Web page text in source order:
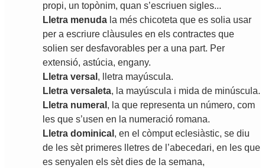
propi, un topònim, quan s’escriuen sigles...
Lletra menuda la més chicoteta que es solia usar
per a escriure clàusules en els contractes que
solien ser desfavorables per a una part. Per
extensió, astúcia, engany.
Lletra versal , lletra mayúscula.
Lletra versaleta, la mayúscula i mida de minúscula.
Lletra numeral , la que representa un número, com
les que s’usen en la numeració romana.
Lletra dominical , en el còmput eclesiàstic, se diu
de les sèt primeres lletres de ’abecedari, en les que
es senyalen els sèt dies de la semana,